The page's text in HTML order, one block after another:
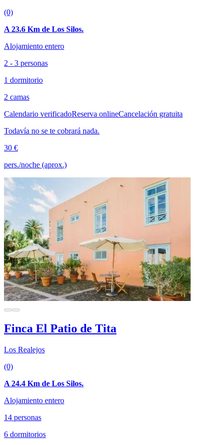
(0)
A 23.6 Km de Los Silos.
Alojamiento entero
2 - 3 personas
1 dormitorio
2 camas
Calendario verificadoReserva onlineCancelación gratuita
Todavía no se te cobrará nada.
30 €
pers./noche (aprox.)
Finca El Patio de Tita
Los Realejos
(0)
A 24.4 Km de Los Silos.
Alojamiento entero
14 personas
6 dormitorios